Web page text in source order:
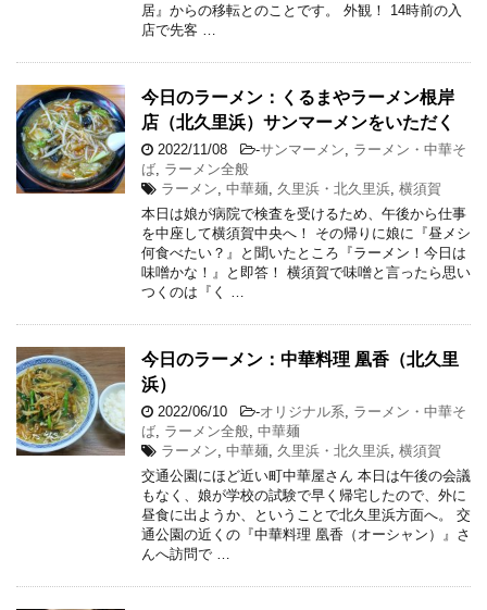
居』からの移転とのことです。 外観！ 14時前の入
店で先客 …
今日のラーメン：くるまやラーメン根岸
店（北久里浜）サンマーメンをいただく
2022/11/08 -サンマーメン
ラーメン・中華そ
ば ラーメン全般
ラーメン 中華麺 久里浜・北久里浜 横須賀
本日は娘が病院で検査を受けるため、午後から仕事
を中座して横須賀中央へ！ その帰りに娘に『昼メシ
何食べたい？』と聞いたところ『ラーメン！今日は
味噌かな！』と即答！ 横須賀で味噌と言ったら思い
つくのは『く …
今日のラーメン：中華料理 凰香（北久里
浜）
2022/06/10 -オリジナル系
ラーメン・中華そ
ば ラーメン全般 中華麺
ラーメン 中華麺 久里浜・北久里浜 横須賀
交通公園にほど近い町中華屋さん 本日は午後の会議
もなく、娘が学校の試験で早く帰宅したので、外に
昼食に出ようか、ということで北久里浜方面へ。 交
通公園の近くの『中華料理 凰香（オーシャン）』さ
んへ訪問で …